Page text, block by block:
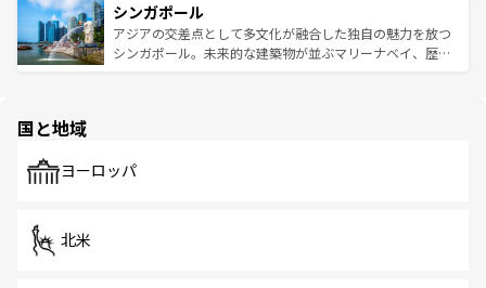
参照してほしい。
激する。気候は一年中温暖で、どの季節にも異なる楽しみ
が待っている。親しみやすいタイの人々、仏教を中心とし
た文化、そして多様な観光資源が、訪れる旅人を魅了し続
み、どこを訪れても感動するはず。観光スポットが密集し
ており、効率よく見どころを回れるのも魅力。息をのむよ
うな絶景から文化的な体験まで、香港を存分に楽しみ尽く
シンガポール
アジアの交差点として多文化が融合した独自の魅力を放つ
シンガポール。未来的な建築物が並ぶマリーナベイ、歴史
で、ホーカーズは地元の風情を楽しめる外せないスポット
国と地域
ヨーロッパ
北米